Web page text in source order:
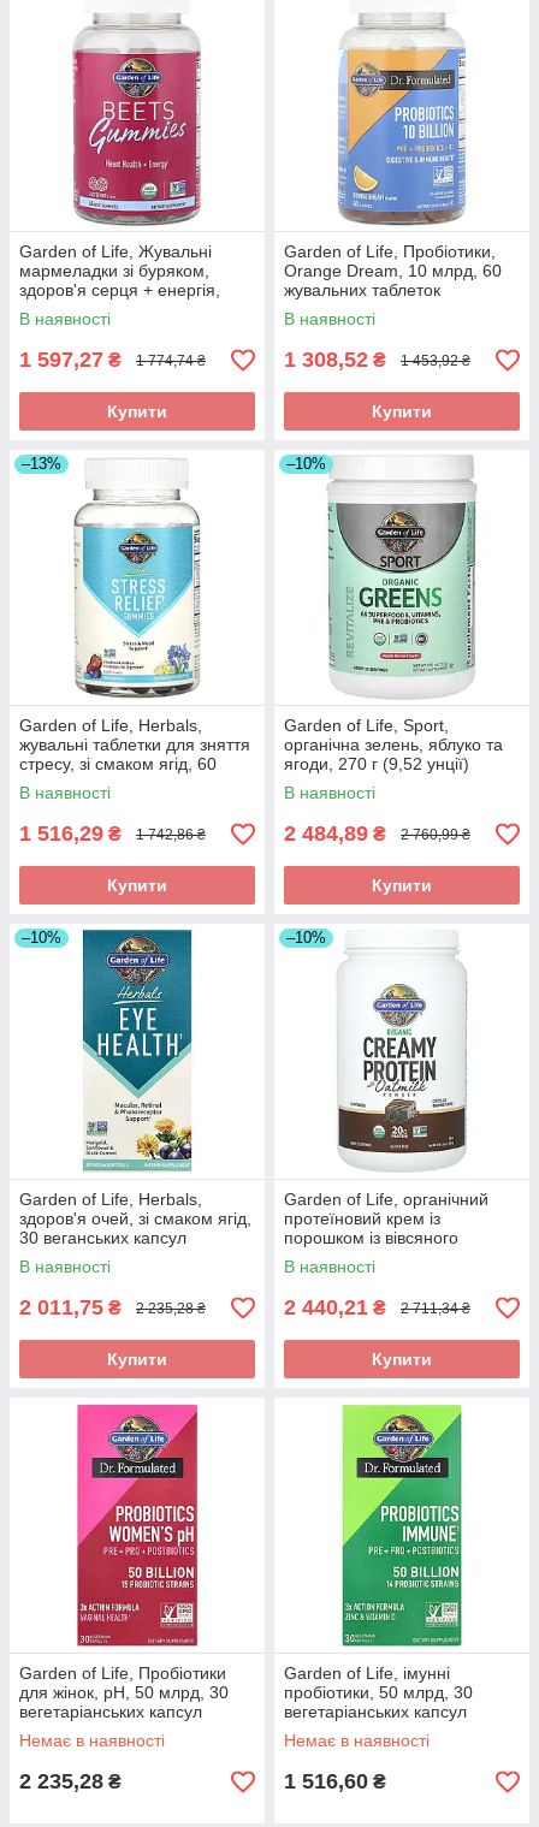
Garden of Life, Жувальні
мармеладки зі буряком,
здоров'я серця + енергія,
малина, 60 фруктових
жувальних оригінал
В наявності
1 597,27 ₴ 1 774,74 ₴
Купити
Garden of Life, Пробіотики,
Orange Dream, 10 млрд, 60
жувальних таблеток
В наявності
1 308,52 ₴ 1 453,92 ₴
Купити
–13%
Garden of Life, Herbals,
жувальні таблетки для зняття
стресу, зі смаком ягід, 60
жувальних таблеток оригінал
В наявності
1 516,29 ₴ 1 742,86 ₴
Купити
–10%
Garden of Life, Sport,
органічна зелень, яблуко та
ягоди, 270 г (9,52 унції)
оригінал
В наявності
2 484,89 ₴ 2 760,99 ₴
Купити
–10%
Garden of Life, Herbals,
здоров'я очей, зі смаком ягід,
30 веганських капсул
оригінал
В наявності
2 011,75 ₴ 2 235,28 ₴
Купити
–10%
Garden of Life, органічний
протеїновий крем із
порошком із вівсяного
молока, зі смаком
шоколадного брауні, 920
В наявності
2 440,21 ₴ 2 711,34 ₴
Купити
Garden of Life, Пробіотики
для жінок, pH, 50 млрд, 30
вегетаріанських капсул
оригінал
Немає в наявності
2 235,28 ₴
Garden of Life, імунні
пробіотики, 50 млрд, 30
вегетаріанських капсул
Немає в наявності
1 516,60 ₴